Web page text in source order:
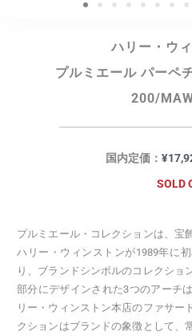
ハリー・ウ
プルミエール パーペ
200/
国内定価： ¥
SOLD
プルミエール・コレクションは、宝
ハリー・ウィンストンが1989年に
り、ブランドシンボルのコレクショ
部分にデザインされた3つのアーチ
リー・ウィンストン本店のファサー
クションはブランドの象徴として、